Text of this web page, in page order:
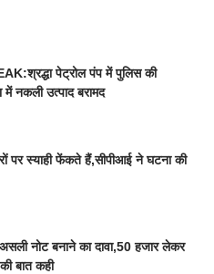
पेट्रोल पंप में पुलिस की
में नकली उत्पाद बरामद
पर स्याही फेंकते हैं,सीपीआई ने घटना की
नोट बनाने का दावा,50 हजार लेकर
बात कही